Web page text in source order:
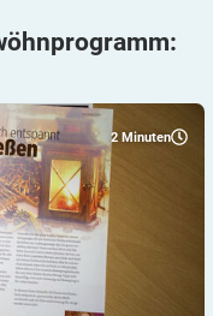
2 Minuten